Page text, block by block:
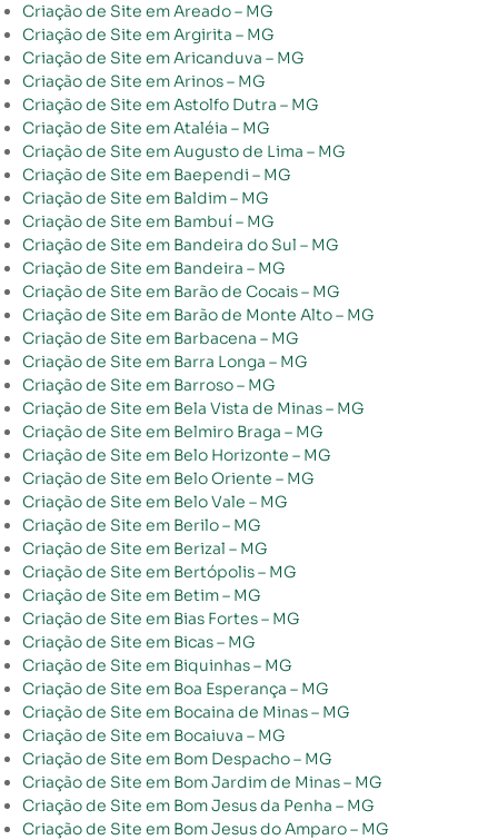
Criação de Site em Areado – MG
Criação de Site em Argirita – MG
Criação de Site em Aricanduva – MG
Criação de Site em Arinos – MG
Criação de Site em Astolfo Dutra – MG
Criação de Site em Ataléia – MG
Criação de Site em Augusto de Lima – MG
Criação de Site em Baependi – MG
Criação de Site em Baldim – MG
Criação de Site em Bambuí – MG
Criação de Site em Bandeira do Sul – MG
Criação de Site em Bandeira – MG
Criação de Site em Barão de Cocais – MG
Criação de Site em Barão de Monte Alto – MG
Criação de Site em Barbacena – MG
Criação de Site em Barra Longa – MG
Criação de Site em Barroso – MG
Criação de Site em Bela Vista de Minas – MG
Criação de Site em Belmiro Braga – MG
Criação de Site em Belo Horizonte – MG
Criação de Site em Belo Oriente – MG
Criação de Site em Belo Vale – MG
Criação de Site em Berilo – MG
Criação de Site em Berizal – MG
Criação de Site em Bertópolis – MG
Criação de Site em Betim – MG
Criação de Site em Bias Fortes – MG
Criação de Site em Bicas – MG
Criação de Site em Biquinhas – MG
Criação de Site em Boa Esperança – MG
Criação de Site em Bocaina de Minas – MG
Criação de Site em Bocaiuva – MG
Criação de Site em Bom Despacho – MG
Criação de Site em Bom Jardim de Minas – MG
Criação de Site em Bom Jesus da Penha – MG
Criação de Site em Bom Jesus do Amparo – MG